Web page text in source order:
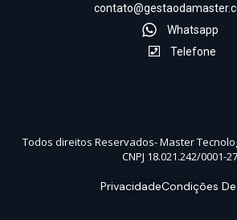
Whatsapp
Telefone
Todos direitos Reservados- Master
CNPJ 18.021.242/0001-27
PrivacidadeCondições